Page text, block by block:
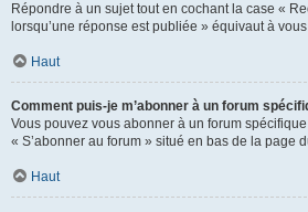
Répondre à un sujet tout en cochant la case «
lorsqu’une réponse est publiée » équivaut à
Haut
Comment puis-je m’abonner à un forum
Vous pouvez vous abonner à un forum
« S’abonner au forum » situé en bas de la page
Haut